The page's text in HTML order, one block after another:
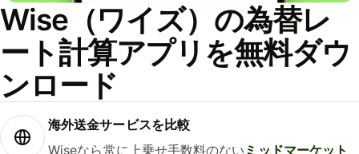
Wise（ワイズ）の為替レ
ート計算アプリを無料ダウ
ンロード
海外送金サービスを比較
Wiseなら常に上乗せ手数料のない ミッドマーケット